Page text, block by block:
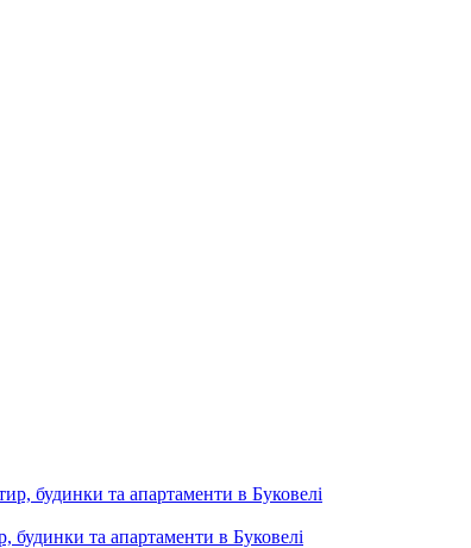
будинки та апартаменти в Буковелі